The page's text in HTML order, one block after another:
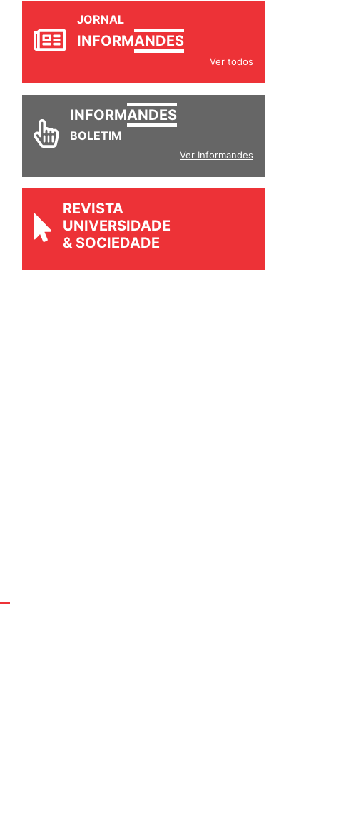
JORNAL
INFORMANDES
Ver todos
INFORMANDES
BOLETIM
Ver Informandes
REVISTA
UNIVERSIDADE
& SOCIEDADE